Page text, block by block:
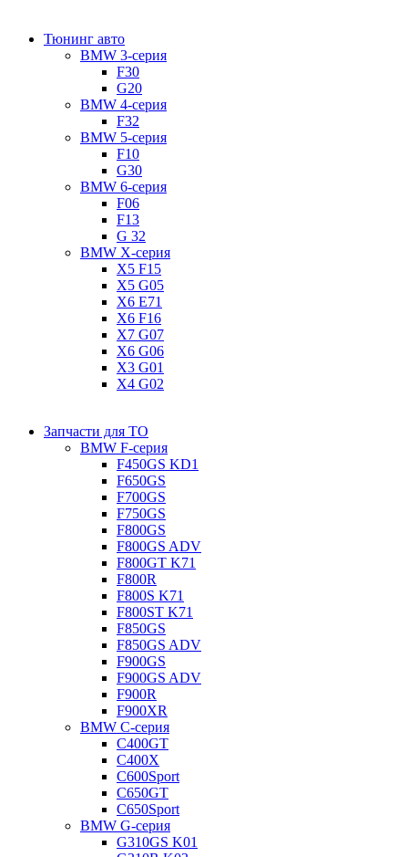
Тюнинг авто
BMW 3-серия
F30
G20
BMW 4-серия
F32
BMW 5-серия
F10
G30
BMW 6-серия
F06
F13
G 32
BMW X-серия
X5 F15
X5 G05
X6 E71
X6 F16
X7 G07
X6 G06
X3 G01
X4 G02
Запчасти для ТО
BMW F-серия
F450GS KD1
F650GS
F700GS
F750GS
F800GS
F800GS ADV
F800GT K71
F800R
F800S K71
F800ST K71
F850GS
F850GS ADV
F900GS
F900GS ADV
F900R
F900XR
BMW C-серия
C400GT
C400X
C600Sport
C650GT
C650Sport
BMW G-серия
G310GS K01